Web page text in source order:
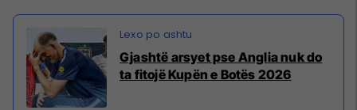
Gjashtë arsyet pse Anglia nuk do
ta fitojë Kupën e Botës 2026